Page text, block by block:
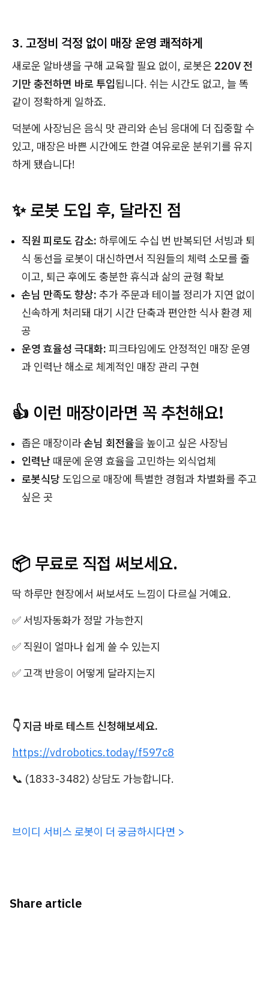
3. 고정비 걱정 없이 매장 운영 쾌적하게
새로운 알바생을 구해 교육할 필요 없이, 로봇은 220V 전
기만 충전하면 바로 투입됩니다. 쉬는 시간도 없고, 늘 똑
같이 정확하게 일하죠.
덕분에 사장님은 음식 맛 관리와 손님 응대에 더 집중할 수
있고, 매장은 바쁜 시간에도 한결 여유로운 분위기를 유지
하게 됐습니다!
✨ 로봇 도입 후, 달라진 점
직원 피로도 감소: 하루에도 수십 번 반복되던 서빙과 퇴
식 동선을 로봇이 대신하면서 직원들의 체력 소모를 줄
이고, 퇴근 후에도 충분한 휴식과 삶의 균형 확보
손님 만족도 향상: 추가 주문과 테이블 정리가 지연 없이
신속하게 처리돼 대기 시간 단축과 편안한 식사 환경 제
공
운영 효율성 극대화: 피크타임에도 안정적인 매장 운영
과 인력난 해소로 체계적인 매장 관리 구현
👍 이런 매장이라면 꼭 추천해요!
좁은 매장이라손님 회전율을 높이고 싶은 사장님
인력난 때문에 운영 효율을 고민하는 외식업체
로봇식당 도입으로 매장에 특별한 경험과 차별화를 주고
싶은 곳
📦 무료로 직접 써보세요.
딱 하루만 현장에서 써보셔도 느낌이 다르실 거예요.
​✅ 서빙자동화가 정말 가능한지
✅ 직원이 얼마나 쉽게 쓸 수 있는지
✅ 고객 반응이 어떻게 달라지는지
👇 지금 바로 테스트 신청해보세요.
https://vdrobotics.today/f597c8
📞 (1833-3482) 상담도 가능합니다.
브이디 서비스 로봇이 더 궁금하시다면 >
Share article